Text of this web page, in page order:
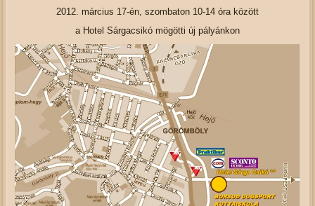
2012. március 17-én, szombaton 10-14 óra között
a Hotel Sárgacsikó mögötti új pályánkon